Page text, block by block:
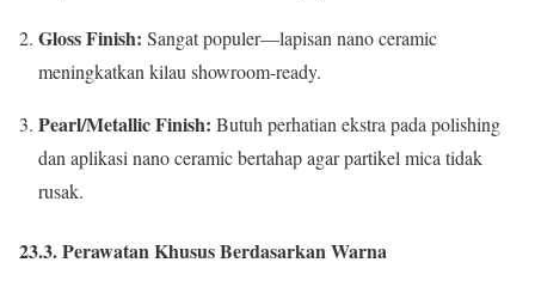
Gloss Finish: Sangat populer—lapisan nano ceramic
meningkatkan kilau showroom-ready.
Pearl/Metallic Finish: Butuh perhatian ekstra pada polishing
dan aplikasi nano ceramic bertahap agar partikel mica tidak
rusak.
23.3. Perawatan Khusus Berdasarkan Warna